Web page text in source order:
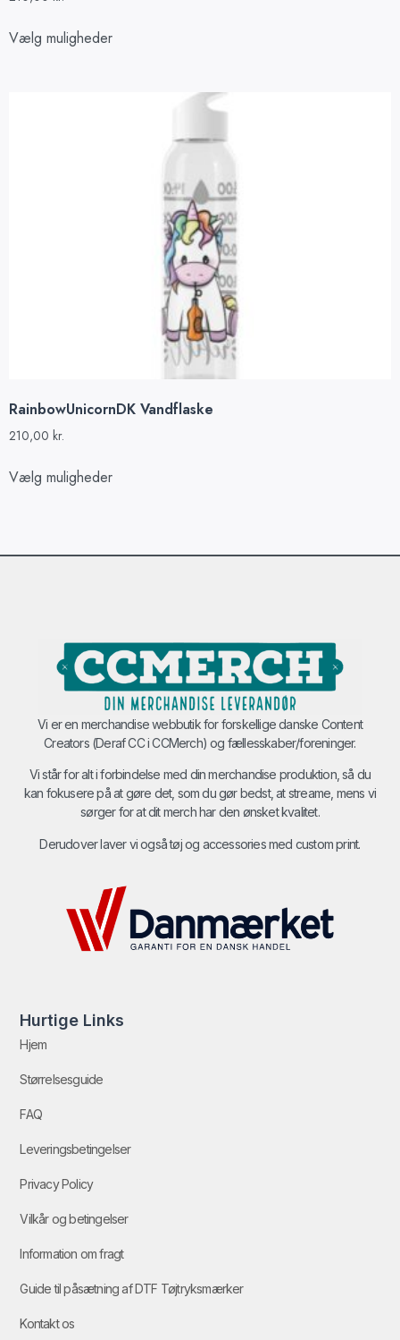
Vælg muligheder
RainbowUnicornDK Vandflaske
210,00 kr.
Vælg muligheder
Vi er en merchandise webbutik for forskellige danske Content
Creators (Deraf CC i CCMerch) og fællesskaber/foreninger.
Vi står for alt i forbindelse med din merchandise produktion, så du
kan fokusere på at gøre det, som du gør bedst, at streame, mens vi
sørger for at dit merch har den ønsket kvalitet.
Derudover laver vi også tøj og accessories med custom print.
Hurtige Links
Hjem
Størrelsesguide
FAQ
Leveringsbetingelser
Privacy Policy
Vilkår og betingelser
Information om fragt
Guide til påsætning af DTF Tøjtryksmærker
Kontakt os